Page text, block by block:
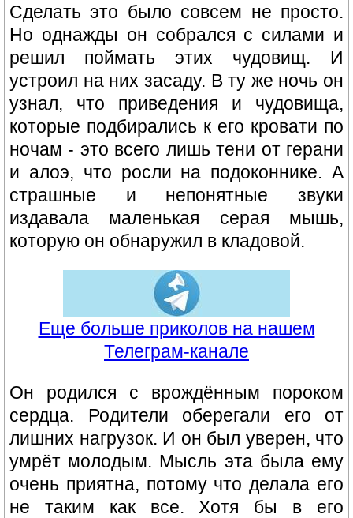
Сделать это было совсем не просто.
Но однажды он собрался с силами и
решил поймать этих чудовищ. И
устроил на них засаду. В ту же ночь он
узнал, что приведения и чудовища,
которые подбирались к его кровати по
ночам - это всего лишь тени от герани
и алоэ, что росли на подоконнике. А
страшные и непонятные звуки
издавала маленькая серая мышь,
которую он обнаружил в кладовой.
Еще больше приколов на нашем
Телеграм-канале
Он родился с врождённым пороком
сердца. Родители оберегали его от
лишних нагрузок. И он был уверен, что
умрёт молодым. Мысль эта была ему
очень приятна, потому что делала его
не таким как все. Хотя бы в его